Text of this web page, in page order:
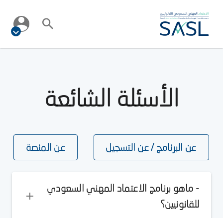
الأسئلة الشائعة
عن البرنامج / عن التسجيل عن المنصة
- ماهو برنامج الاعتماد المهني السعودي
للقانونيين؟